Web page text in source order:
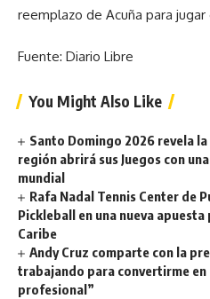
reemplazo de Acuña para
Fuente: Diario Libre
You Might Also Like
Santo Domingo 2026 revela
región abrirá sus Juegos con
mundial
Rafa Nadal Tennis Center de
Pickleball en una nueva
Caribe
Andy Cruz comparte con la
trabajando para convertirme en
profesional”